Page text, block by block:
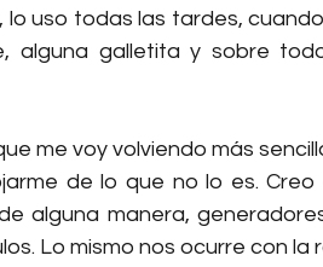
uso todas las tardes,
alguna galletita y sobre
me voy volviendo más
de lo que no lo es. Creo
alguna manera,
Lo mismo nos ocurre con la